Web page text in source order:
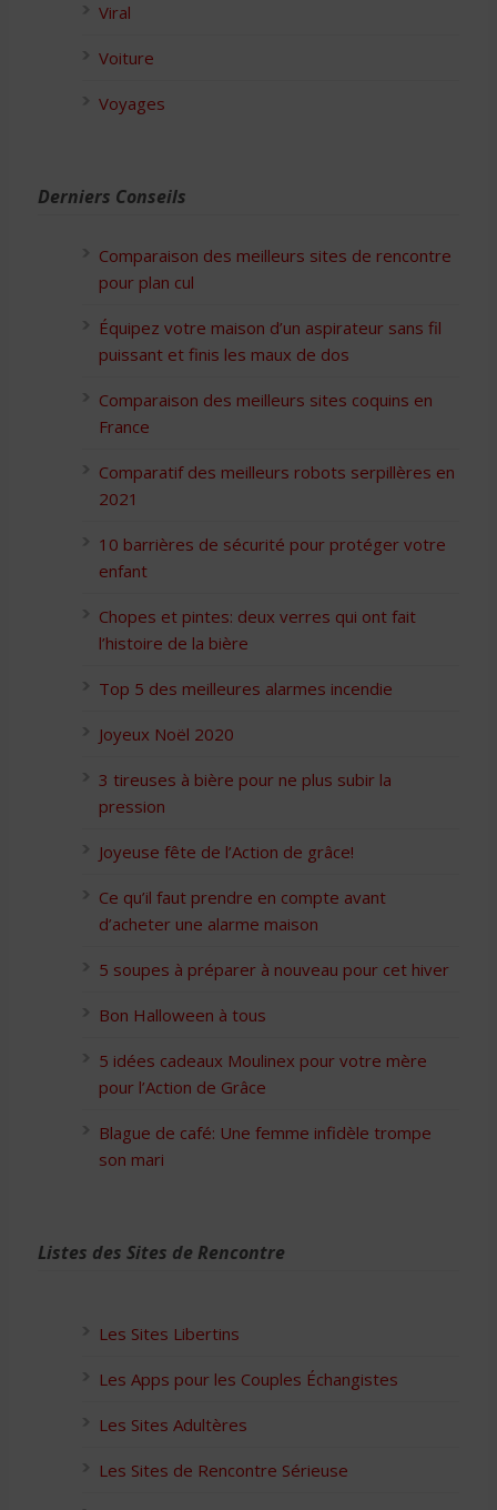
Viral
Voiture
Voyages
Derniers Conseils
Comparaison des meilleurs sites de rencontre
pour plan cul
Équipez votre maison d’un aspirateur sans fil
puissant et finis les maux de dos
Comparaison des meilleurs sites coquins en
France
Comparatif des meilleurs robots serpillères en
2021
10 barrières de sécurité pour protéger votre
enfant
Chopes et pintes: deux verres qui ont fait
l’histoire de la bière
Top 5 des meilleures alarmes incendie
Joyeux Noël 2020
3 tireuses à bière pour ne plus subir la
pression
Joyeuse fête de l’Action de grâce!
Ce qu’il faut prendre en compte avant
d’acheter une alarme maison
5 soupes à préparer à nouveau pour cet hiver
Bon Halloween à tous
5 idées cadeaux Moulinex pour votre mère
pour l’Action de Grâce
Blague de café: Une femme infidèle trompe
son mari
Listes des Sites de Rencontre
Les Sites Libertins
Les Apps pour les Couples Échangistes
Les Sites Adultères
Les Sites de Rencontre Sérieuse